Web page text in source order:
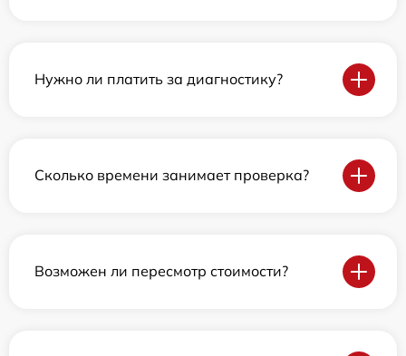
Нужно ли платить за диагностику?
Сколько времени занимает проверка?
Возможен ли пересмотр стоимости?